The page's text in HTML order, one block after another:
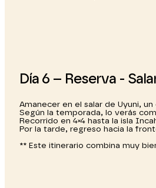
Día 6 – Reserva -
Amanecer en el salar de Uyuni,
Según la temporada, lo verás
Recorrido en 4×4 hasta la isla
Por la tarde, regreso hacia la
** Este itinerario combina muy